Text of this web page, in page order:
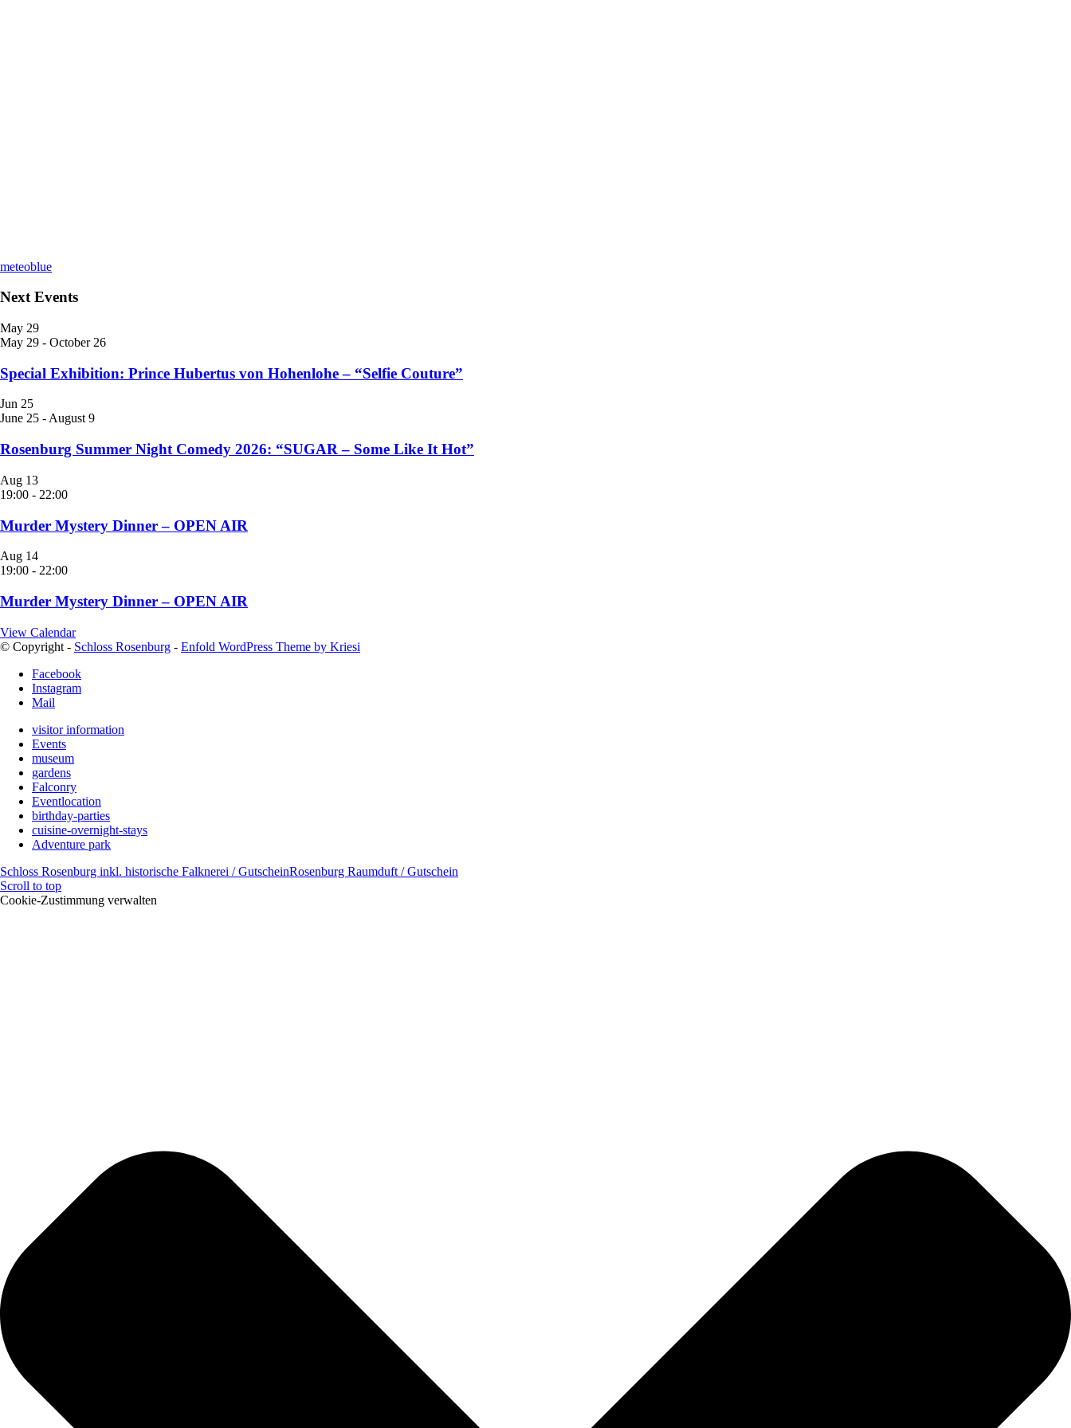
meteoblue
Next Events
May 29
May 29 - October 26
Special Exhibition: Prince Hubertus von Hohenlohe – “Selfie Couture”
Jun 25
June 25 -August 9
Rosenburg Summer Night Comedy 2026: “SUGAR – Some Like It Hot”
Aug 13
19:00 - 22:00
Murder Mystery Dinner – OPEN AIR
Aug 14
19:00 - 22:00
Murder Mystery Dinner – OPEN AIR
View Calendar
© Copyright - Schloss Rosenburg - Enfold WordPress Theme by Kriesi
Facebook
Instagram
Mail
visitor information
Events
museum
gardens
Falconry
Eventlocation
birthday-parties
cuisine-overnight-stays
Adventure park
Schloss Rosenburg inkl. historische Falknerei / GutscheinRosenburg Raumduft / Gutschein
Scroll to top
Cookie-Zustimmung verwalten